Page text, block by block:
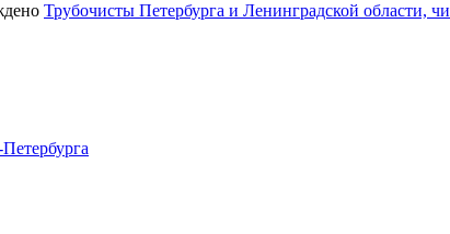
Трубочисты Петербурга и Ленинградской области,